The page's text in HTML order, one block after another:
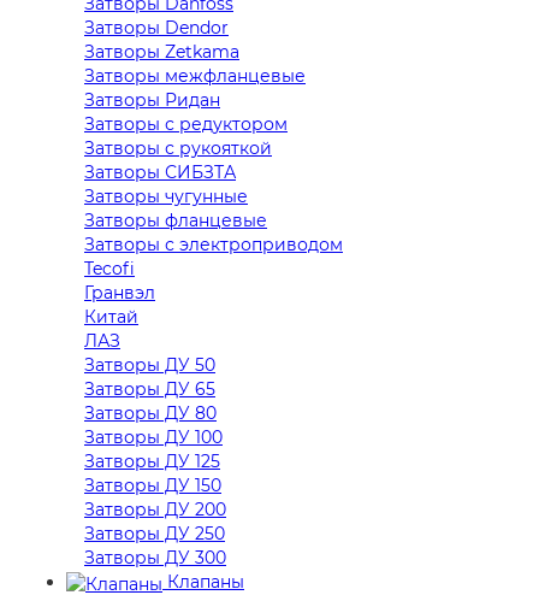
Затворы Dendor
Затворы Zetkama
Затворы межфланцевые
Затворы Ридан
Затворы с редуктором
Затворы с рукояткой
Затворы СИБЗТА
Затворы чугунные
Затворы фланцевые
Затворы с электроприводом
Tecofi
Гранвэл
Китай
ЛАЗ
Затворы ДУ 50
Затворы ДУ 65
Затворы ДУ 80
Затворы ДУ 100
Затворы ДУ 125
Затворы ДУ 150
Затворы ДУ 200
Затворы ДУ 250
Затворы ДУ 300
Клапаны